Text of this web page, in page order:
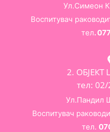
Ул.Симеон
Воспитувач
тел.
2.
тел:
Ул.Пандил
Воспитувач
тел.